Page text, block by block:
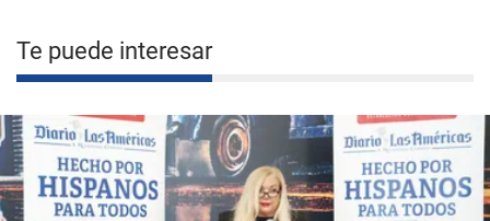
Te puede interesar